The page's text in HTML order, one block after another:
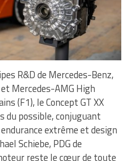
R&D de Mercedes-Benz,
Mercedes-AMG High
(F1), le Concept GT XX
du possible, conjuguant
extrême et design
Schiebe, PDG de
reste le cœur de toute